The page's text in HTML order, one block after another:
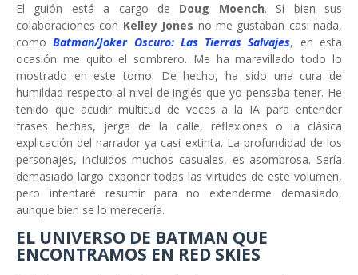
El guión está a cargo de Doug Moench. Si bien sus
colaboraciones con Kelley Jones no me gustaban casi nada,
comoBatman/Joker Oscuro: Las Tierras Salvajes, en esta
ocasión me quito el sombrero. Me ha maravillado todo lo
mostrado en este tomo. De hecho, ha sido una cura de
humildad respecto al nivel de inglés que yo pensaba tener. He
tenido que acudir multitud de veces a la IA para entender
frases hechas, jerga de la calle, reflexiones o la clásica
explicación del narrador ya casi extinta. La profundidad de los
personajes, incluidos muchos casuales, es asombrosa. Sería
demasiado largo exponer todas las virtudes de este volumen,
pero intentaré resumir para no extenderme demasiado,
aunque bien se lo merecería.
EL UNIVERSO DE BATMAN QUE
ENCONTRAMOS EN RED SKIES